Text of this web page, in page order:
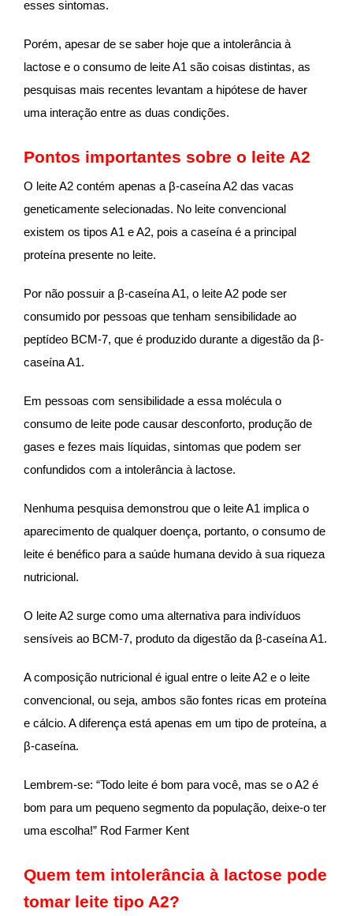
esses sintomas.
Porém, apesar de se saber hoje que a intolerância à
lactose e o consumo de leite A1 são coisas distintas, as
pesquisas mais recentes levantam a hipótese de haver
uma interação entre as duas condições.
Pontos importantes sobre o leite A2
O leite A2 contém apenas a β-caseína A2 das vacas
geneticamente selecionadas. No leite convencional
existem os tipos A1 e A2, pois a caseína é a principal
proteína presente no leite.
Por não possuir a β-caseína A1, o leite A2 pode ser
consumido por pessoas que tenham sensibilidade ao
peptídeo BCM-7, que é produzido durante a digestão da β-
caseína A1.
Em pessoas com sensibilidade a essa molécula o
consumo de leite pode causar desconforto, produção de
gases e fezes mais líquidas, sintomas que podem ser
confundidos com a intolerância à lactose.
Nenhuma pesquisa demonstrou que o leite A1 implica o
aparecimento de qualquer doença, portanto, o consumo de
leite é benéfico para a saúde humana devido à sua riqueza
nutricional.
O leite A2 surge como uma alternativa para indivíduos
sensíveis ao BCM-7, produto da digestão da β-caseína A1.
A composição nutricional é igual entre o leite A2 e o leite
convencional, ou seja, ambos são fontes ricas em proteína
e cálcio. A diferença está apenas em um tipo de proteína, a
β-caseína.
Lembrem-se: “Todo leite é bom para você, mas se o A2 é
bom para um pequeno segmento da população, deixe-o ter
uma escolha!” Rod Farmer Kent
Quem tem intolerância à lactose pode
tomar leite tipo A2?